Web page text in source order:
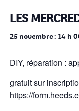
LES
25 novembre : 14 h
DIY, réparation :
gratuit sur
https://